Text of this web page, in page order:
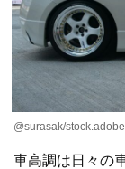
@surasak/
車高調は日々の